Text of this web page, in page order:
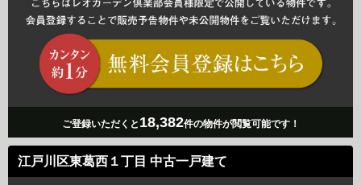
ご登録いただくと 18,382件の物件が閲覧可能です！
江戸川区東葛西１丁目 中古一戸建て